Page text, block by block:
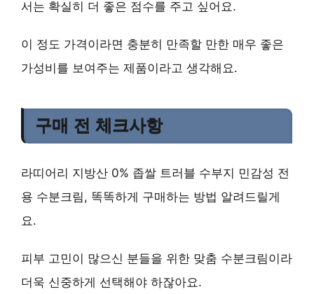
서는 확실히 더 좋은 점수를 주고 싶어요.
이 정도 가격이라면 충분히 만족할 만한 매우 좋은
가성비 를 보여주는 제품이라고 생각해요.
구매 전 체크사항
라띠어리 지방산 0% 좁쌀 트러블 수부지 민감성 전
용 수분크림, 똑똑하게 구매하는 방법 알려드릴게
요.
피부 고민이 많으신 분들을 위한 맞춤 수분크림이라
더욱 신중하게 선택해야 하잖아요.